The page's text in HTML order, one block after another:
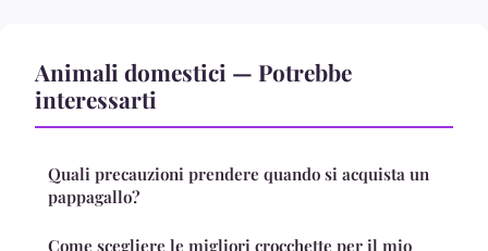
Animali domestici — Potrebbe
interessarti
Quali precauzioni prendere quando si acquista un
pappagallo?
Come scegliere le migliori crocchette per il mio